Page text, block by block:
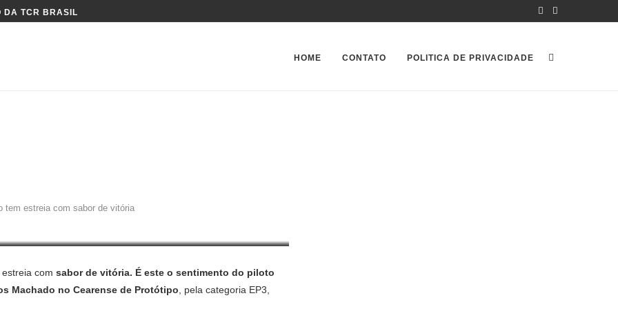
TCR BRASIL
HOME CONTATO POLITICA DE PRIVACIDADE
tem estreia com sabor de vitória
COM SABOR DE VITÓRIA
estreia com sabor de vitória. É este o sentimento do piloto
Machado no Cearense de Protótipo , pela categoria EP3,